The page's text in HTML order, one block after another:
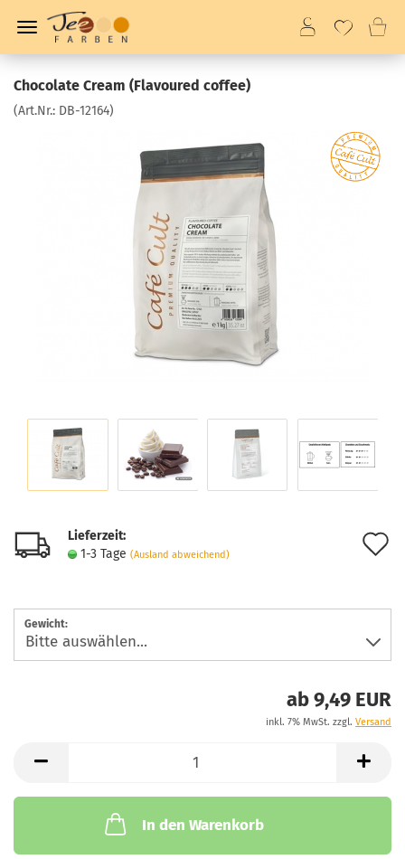
Chocolate Cream (Flavoured coffee)
(Art.Nr.: DB-12164)
Lieferzeit:
1-3 Tage (Ausland abweichend)
Gewicht:
ab 9,49 EUR
inkl. 7% MwSt. zzgl. Versand
In den Warenkorb